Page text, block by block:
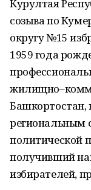
Курултая
созыва по
округу №15
1959 года
региональным
политической
получивший
избирателей,